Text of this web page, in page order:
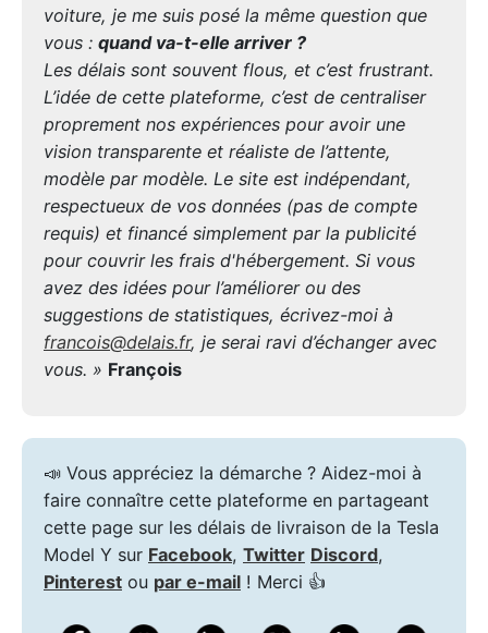
voiture, je me suis posé la même question que
vous : quand va-t-elle arriver ?
Les délais sont souvent flous, et c’est frustrant.
L’idée de cette plateforme, c’est de centraliser
proprement nos expériences pour avoir une
vision transparente et réaliste de l’attente,
modèle par modèle. Le site est indépendant,
respectueux de vos données (pas de compte
requis) et financé simplement par la publicité
pour couvrir les frais d'hébergement. Si vous
avez des idées pour l’améliorer ou des
suggestions de statistiques, écrivez-moi à
francois@delais.fr, je serai ravi d’échanger avec
vous. » François
📣 Vous appréciez la démarche ? Aidez-moi à
faire connaître cette plateforme en partageant
cette page sur les délais de livraison de la Tesla
Model Y sur Facebook, Twitter Discord,
Pinterest ou par e-mail ! Merci 👍